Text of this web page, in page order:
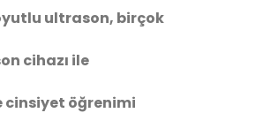
ultrason, birçok
cihazı ile
cinsiyet öğrenimi